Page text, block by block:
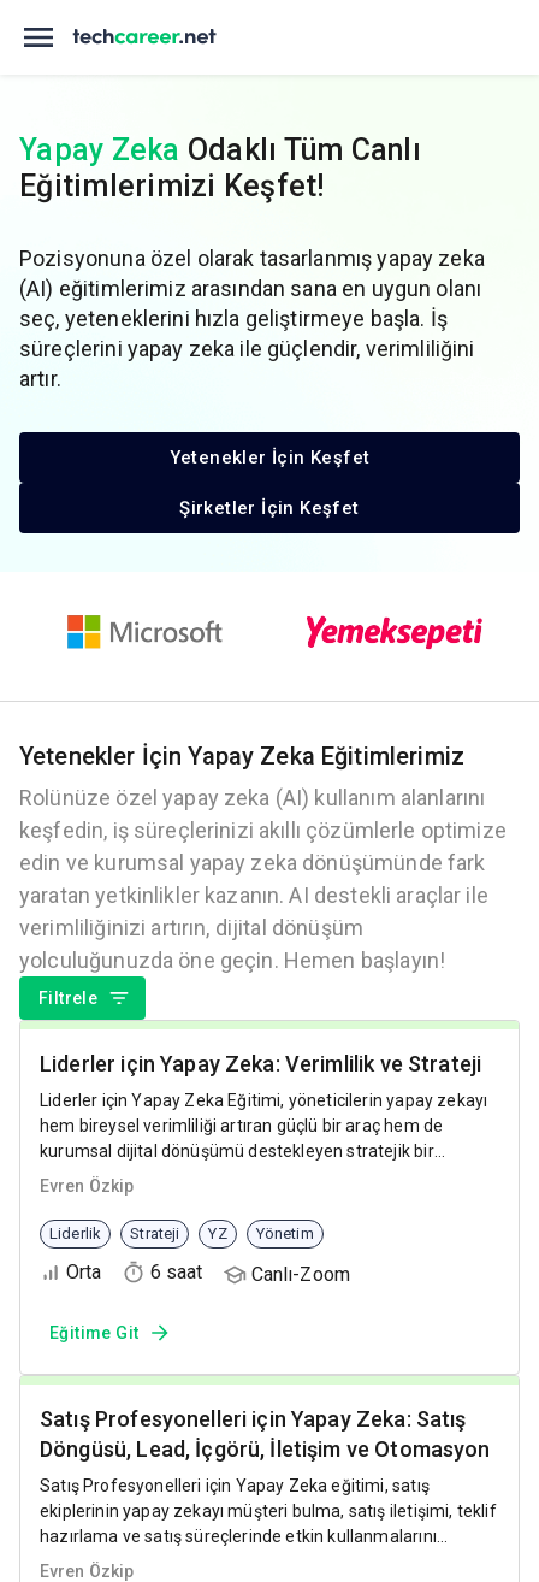
Yapay Zeka Odaklı Tüm Canlı
Eğitimlerimizi Keşfet!
Pozisyonuna özel olarak tasarlanmış yapay zeka
(AI) eğitimlerimiz arasından sana en uygun olanı
seç, yeteneklerini hızla geliştirmeye başla. İş
süreçlerini yapay zeka ile güçlendir, verimliliğini
artır.
Yetenekler İçin Keşfet
Şirketler İçin Keşfet
Yetenekler İçin Yapay Zeka Eğitimlerimiz
Rolünüze özel yapay zeka (AI) kullanım alanlarını
keşfedin, iş süreçlerinizi akıllı çözümlerle optimize
edin ve kurumsal yapay zeka dönüşümünde fark
yaratan yetkinlikler kazanın. AI destekli araçlar ile
verimliliğinizi artırın, dijital dönüşüm
yolculuğunuzda öne geçin. Hemen başlayın!
Filtrele
Liderler için Yapay Zeka: Verimlilik ve Strateji
Liderler için Yapay Zeka Eğitimi, yöneticilerin yapay zekayı
hem bireysel verimliliği artıran güçlü bir araç hem de
kurumsal dijital dönüşümü destekleyen stratejik bir
yetkinlik olarak etkin şekilde kullanmasını sağlar.
Evren Özkip
Liderlik Strateji YZ Yönetim
Orta 6 saat Canlı-Zoom
Eğitime Git
Satış Profesyonelleri için Yapay Zeka: Satış
Döngüsü, Lead, İçgörü, İletişim ve Otomasyon
Satış Profesyonelleri için Yapay Zeka eğitimi, satış
ekiplerinin yapay zekayı müşteri bulma, satış iletişimi, teklif
hazırlama ve satış süreçlerinde etkin kullanmalarını
sağlayan uygulamalı bir eğitim programıdır.
Evren Özkip